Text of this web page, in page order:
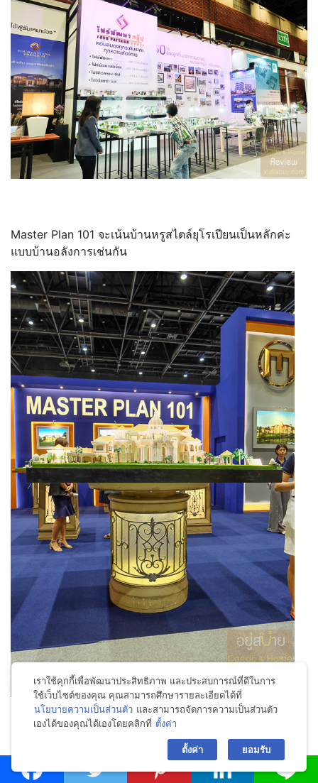
Master Plan 101 จะเน้นบ้านหรูสไตล์ยุโรเปียนเป็นหลักค่ะ
แบบบ้านอลังการเช่นกัน
กรีนโฮมสแตด Green Homestead รับสร้างบ้าน
เราใช้คุกกี้เพื่อพัฒนาประสิทธิภาพ และประสบการณ์ที่ดีในการ
ใช้เว็บไซต์ของคุณ คุณสามารถศึกษารายละเอียดได้ที่
นโยบายความเป็นส่วนตัว และสามารถจัดการความเป็นส่วนตัว
เองได้ของคุณได้เองโดยคลิกที่ ตั้งค่า
ตั้งค่า ยอมรับ